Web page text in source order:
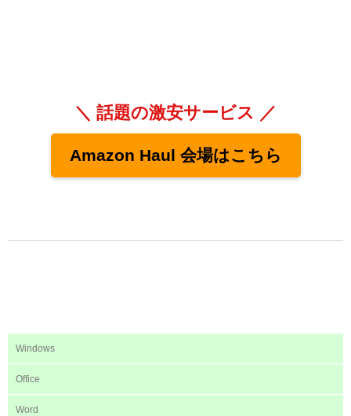
＼ 話題の激安サービス ／
Amazon Haul 会場はこちら
Windows
Office
Word